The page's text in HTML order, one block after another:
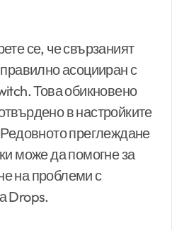
се, че свързаният
асоцииран с
Това обикновено
в настройките
преглеждане
може да помогне за
на проблеми с
Drops.